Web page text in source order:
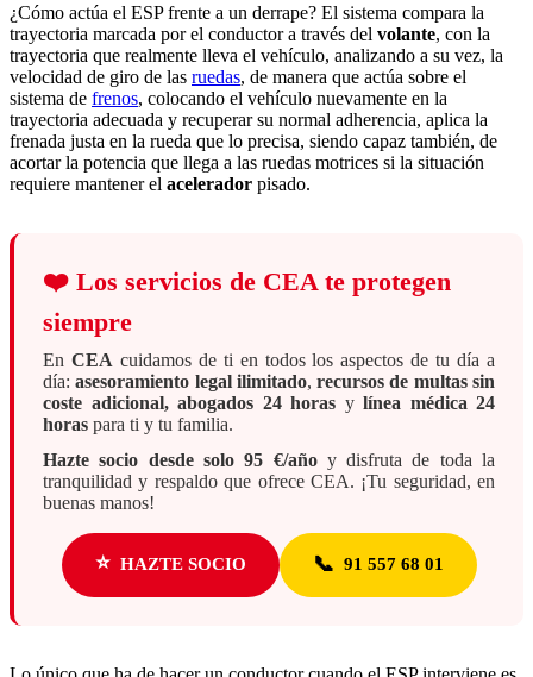
¿Cómo actúa el ESP frente a un derrape? El sistema compara la
trayectoria marcada por el conductor a través del volante, con la
trayectoria que realmente lleva el vehículo, analizando a su vez, la
velocidad de giro de las ruedas, de manera que actúa sobre el
sistema de frenos, colocando el vehículo nuevamente en la
trayectoria adecuada y recuperar su normal adherencia, aplica la
frenada justa en la rueda que lo precisa, siendo capaz también, de
acortar la potencia que llega a las ruedas motrices si la situación
requiere mantener el acelerador pisado.
❤️ Los servicios de CEA te protegen
siempre
En CEA cuidamos de ti en todos los aspectos de tu día a
día:asesoramiento legal ilimitado,recursos de multas sin
coste adicional, abogados 24 horas y línea médica 24
horas para ti y tu familia.
Hazte socio desde solo 95 €/añoy disfruta de toda la
tranquilidad y respaldo que ofrece CEA. ¡Tu seguridad, en
buenas manos!
⭐ HAZTE SOCIO 📞 91 557 68 01